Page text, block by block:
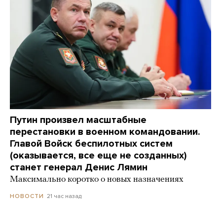
Путин произвел масштабные
перестановки в военном командовании.
Главой Войск беспилотных систем
(оказывается, все еще не созданных)
станет генерал Денис Лямин
Максимально коротко о новых назначениях
НОВОСТИ 21 час назад